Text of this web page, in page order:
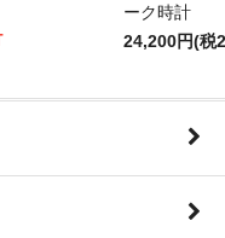
ーク時計
24,200円(税